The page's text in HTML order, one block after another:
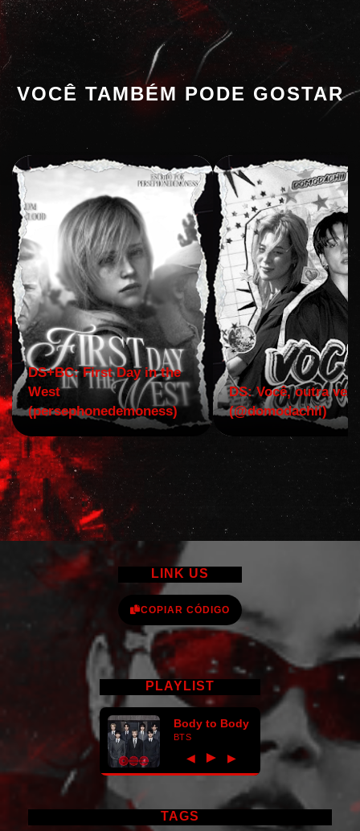
VOCÊ TAMBÉM PODE GOSTAR
DS+BC: First Day in the
West
(persephonedemoness)
DS: Você, outra vez!
(@domodachii)
LINK US
COPIAR CÓDIGO
PLAYLIST
Body to Body
BTS
◀ ► ▶
TAGS